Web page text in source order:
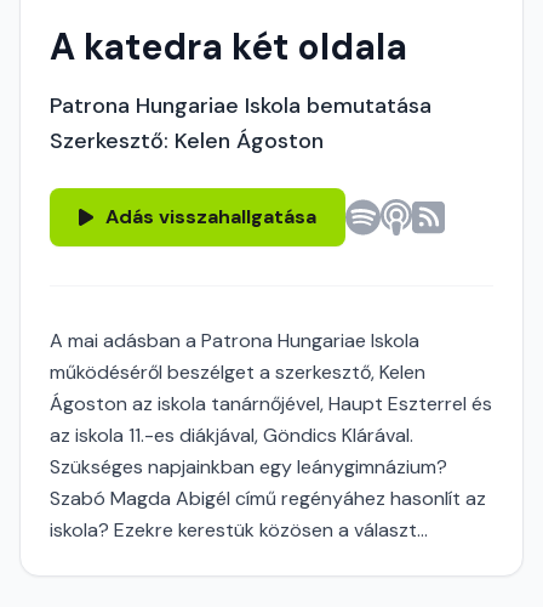
A katedra két oldala
Patrona Hungariae Iskola bemutatása
Szerkesztő: Kelen Ágoston
Adás visszahallgatása
A mai adásban a Patrona Hungariae Iskola
működéséről beszélget a szerkesztő, Kelen
Ágoston az iskola tanárnőjével, Haupt Eszterrel és
az iskola 11.-es diákjával, Göndics Klárával.
Szükséges napjainkban egy leánygimnázium?
Szabó Magda Abigél című regényáhez hasonlít az
iskola? Ezekre kerestük közösen a választ...